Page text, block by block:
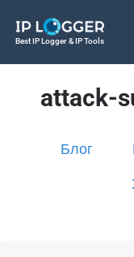
Best IP Logger & IP Tools
attack-
Блог